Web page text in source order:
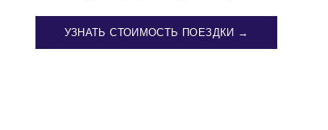
УЗНАТЬ СТОИМОСТЬ ПОЕЗДКИ →